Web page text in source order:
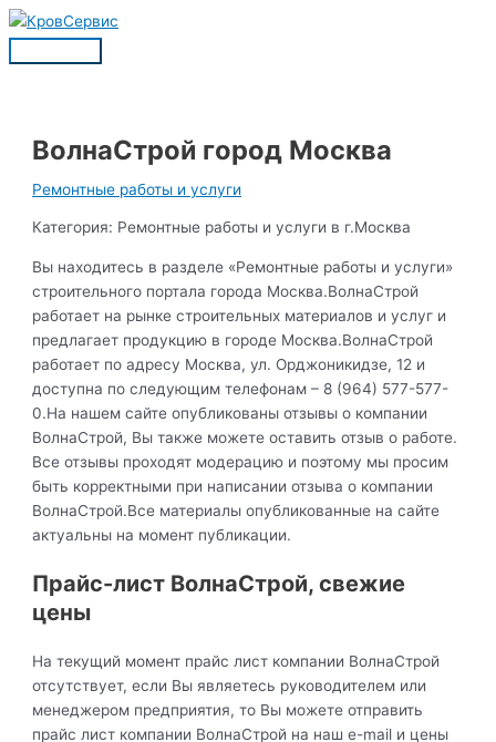
Перейти
к
содержимому
Главное
ВолнаСтрой город Москва
Ремонтные работы и услуги
Категория: Ремонтные работы и услуги в г.Москва
Вы находитесь в разделе «Ремонтные работы и услуги»
строительного портала города Москва.ВолнаСтрой
работает на рынке строительных материалов и услуг и
предлагает продукцию в городе Москва.ВолнаСтрой
работает по адресу Москва, ул. Орджоникидзе, 12 и
доступна по следующим телефонам – 8 (964) 577-577-
0.На нашем сайте опубликованы отзывы о компании
ВолнаСтрой, Вы также можете оставить отзыв о работе.
Все отзывы проходят модерацию и поэтому мы просим
быть корректными при написании отзыва о компании
ВолнаСтрой.Все материалы опубликованные на сайте
актуальны на момент публикации.
Прайс-лист ВолнаСтрой, свежие
цены
На текущий момент прайс лист компании ВолнаСтрой
отсутствует, если Вы являетесь руководителем или
менеджером предприятия, то Вы можете отправить
прайс лист компании ВолнаСтрой на наш e-mail и цены